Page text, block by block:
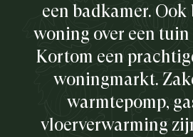
een badkamer.
woning over een
Kortom een
woningmarkt.
warmtepomp,
vloerverwarming